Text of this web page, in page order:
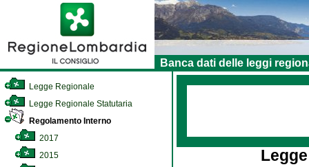
Banca dati delle leggi
Legge Regionale
Legge Regionale Statutaria
Regolamento Interno
2017
2015